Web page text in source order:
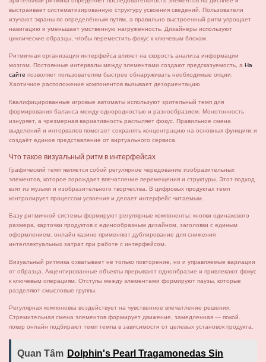
выстраивает систематизированную структуру усвоения сведений. Пользователи
изучают экраны по определённым путям, а правильно выстроенный ритм упрощает
навигацию и уменьшает умственную нагруженность. Дизайнеры используют
циклические образцы, чтобы переместить фокус к ключевым блокам.
Ритмичная организация интерфейса влияет на скорость анализа информации
мозгом. Постоянные интервалы между элементами создают предсказуемость, а На
сайте позволяет пользователям быстрее обнаруживать необходимые опции.
Хаотичное расположение компонентов вызывает дезориентацию.
Квалифицированные игровые автоматы используют зрительный темп для
формирования баланса между однородностью и разнообразием. Монотонность
изнуряет, а чрезмерная вариативность распыляет фокус. Правильное смена
выделений и интервалов помогает сохранять концентрацию на основных функциях и
создаёт единое представление от виртуального сервиса.
Что такое визуальный ритм в интерфейсах
Графический темп является собой регулярное чередование изобразительных
элементов, которое порождает впечатление перемещения и структуры. Этот подход
взят из музыки и изобразительного творчества. В цифровых продуктах темп
контролирует процессом усвоения и делает интерфейс читаемым.
Базу ритмичной системы формируют регулярные компоненты: кнопки одинакового
размера, карточки продуктов с единообразным дизайном, заголовки с единым
оформлением. онлайн казино применяют дублирование для снижения
интеллектуальных затрат при работе с интерфейсом.
Визуальный ритмика охватывает не только повторение, но и управляемые вариации
от образца. Акцентированные объекты прерывают однообразие и привлекают фокус
к ключевым операциям. Отступы между элементами формируют паузы, которые
разделяют смысловые группы.
Регулярная компоновка воздействует на чувственное впечатление решения.
Стремительная смена элементов формирует движение, замедленная — покой.
покер онлайн подбирают темп темпа в зависимости от целевых установок продукта.
Quan Tâm Dolphin's Pearl Tragamonedas Sin